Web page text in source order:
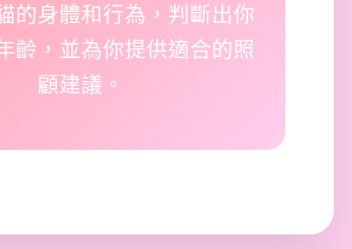
的身體和行為，判斷出你
齡，並為你提供適合的照
顧建議。